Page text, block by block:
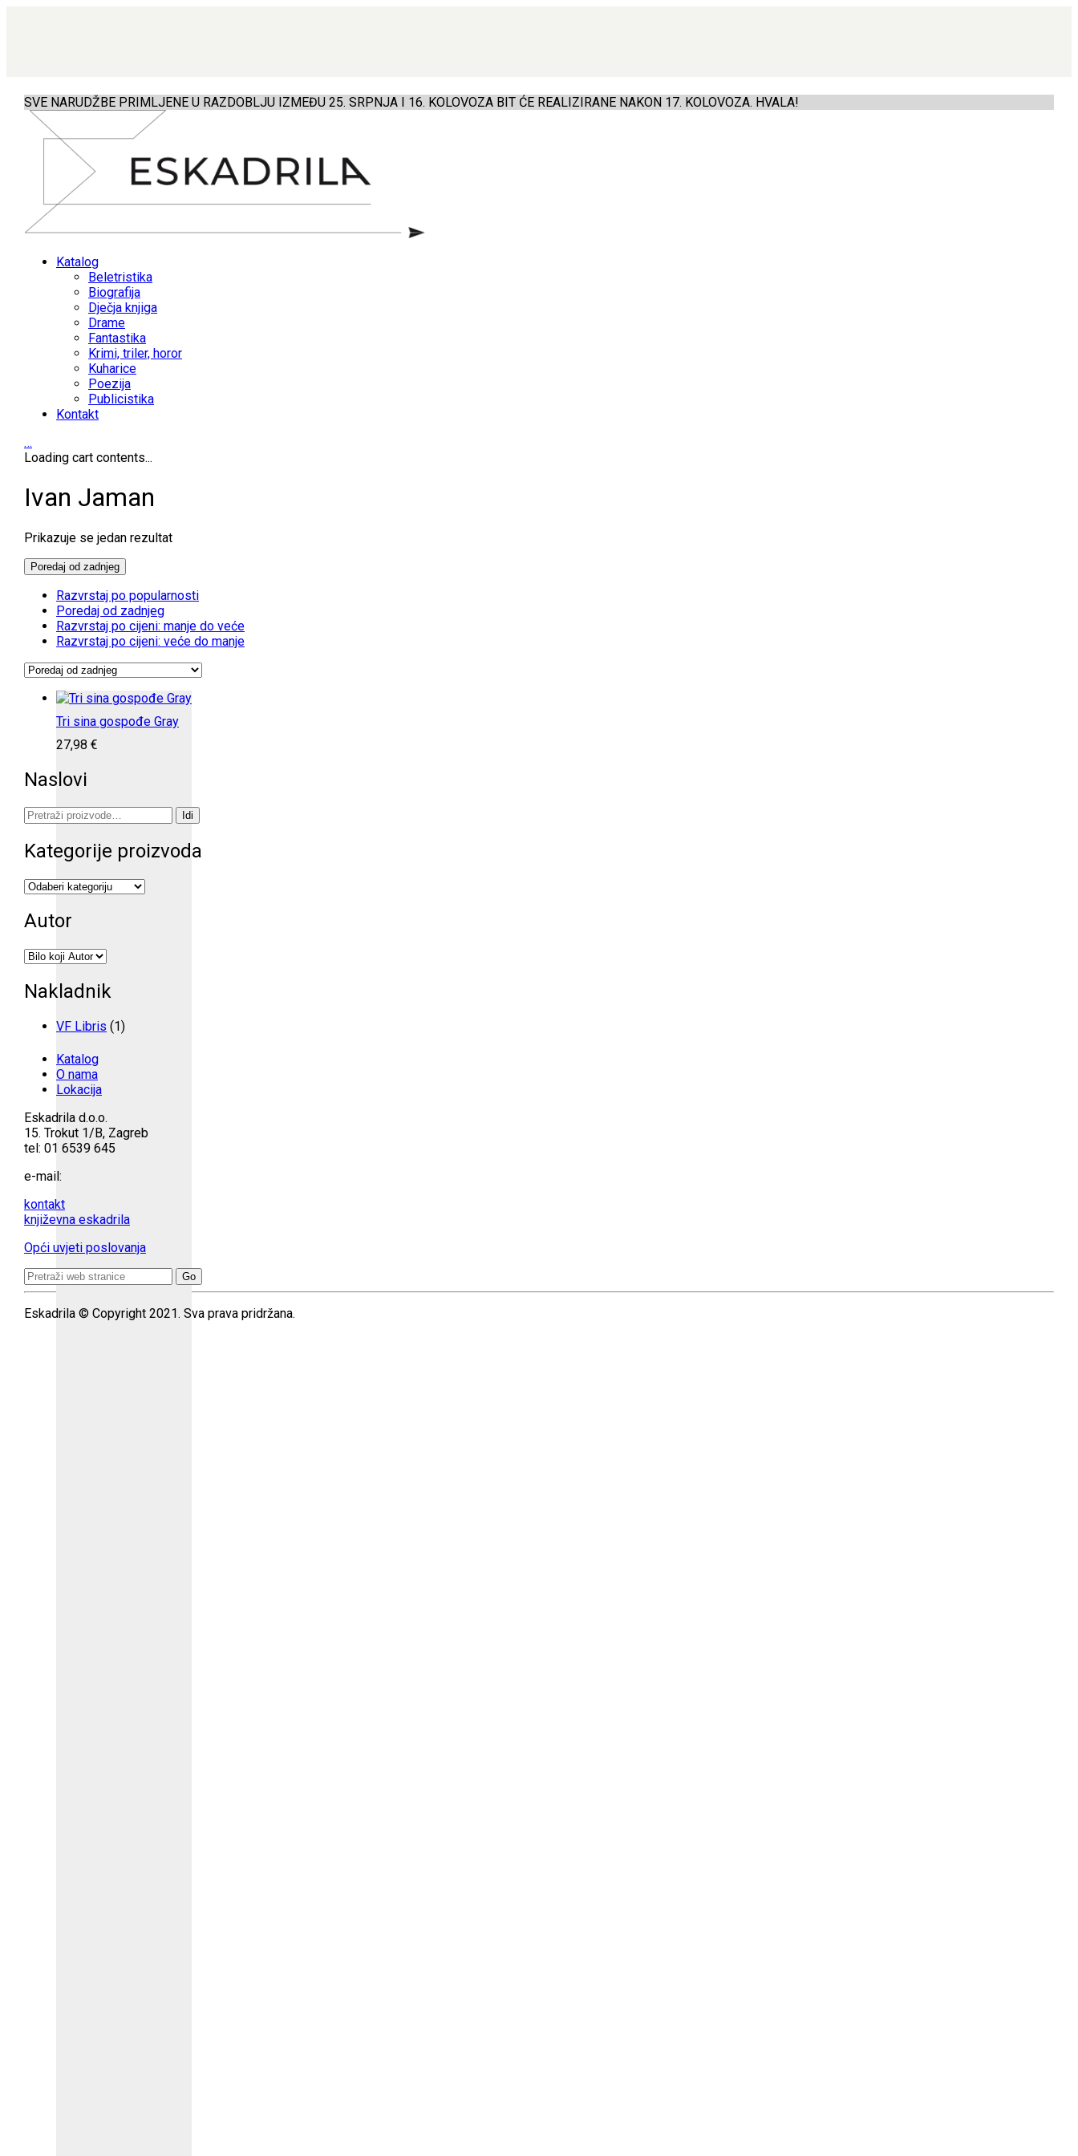
SVE NARUDŽBE PRIMLJENE U RAZDOBLJU IZMEĐU 25. SRPNJA I 16. KOLOVOZA BIT ĆE REALIZIRANE NAKON 17. KOLOVOZA. HVALA!
Katalog
Beletristika
Biografija
Dječja knjiga
Drame
Fantastika
Krimi, triler, horor
Kuharice
Poezija
Publicistika
Kontakt
…
Loading cart contents...
Ivan Jaman
Prikazuje se jedan rezultat
Poredaj od zadnjeg
Razvrstaj po popularnosti
Poredaj od zadnjeg
Razvrstaj po cijeni: manje do veće
Razvrstaj po cijeni: veće do manje
Tri sina gospođe Gray
27,98 €
Naslovi
Pretraži: Idi
Kategorije proizvoda
Autor
Nakladnik
VF Libris (1)
Katalog
O nama
Lokacija
Eskadrila d.o.o.
15. Trokut 1/B, Zagreb
tel: 01 6539 645
e-mail:
kontakt
književna eskadrila
Opći uvjeti poslovanja
Search
for:
Eskadrila © Copyright 2021. Sva prava pridržana.